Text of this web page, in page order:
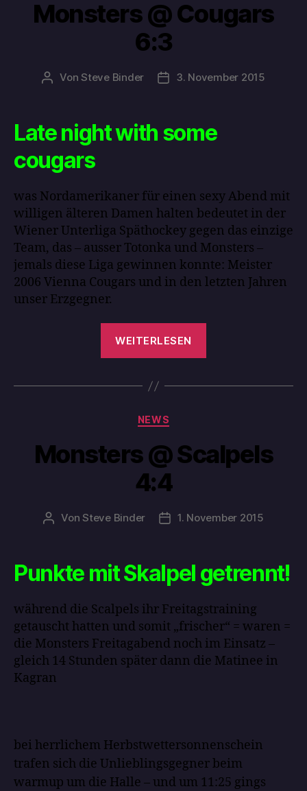
Monsters @ Cougars
6:3
VonSteve Binder 3. November 2015
Late night with some
cougars
was Nordamerikaner für einen sexy Abend mit
willigen älteren Damen halten bedeutet in der
Wiener Unterliga Späthockey gegen das einzige
Team, das – ausser Totonka und Monsters –
jemals diese Liga gewinnen konnte: Meister
2006 Vienna Cougars und in den letzten Jahren
unser Erzgegner.
WEITERLESEN
NEWS
Monsters @ Scalpels
4:4
VonSteve Binder 1. November 2015
Punkte mit Skalpel getrennt!
während die Scalpels ihr Freitagstraining
getauscht hatten und somit „frischer“ = waren =
die Monsters Freitagabend noch im Einsatz –
gleich 14 Stunden später dann die Matinee in
Kagran
bei herrlichem Herbstwettersonnenschein
trafen sich die Unlieblingsgegner beim
warmup um die Halle – und um 11:25 gings